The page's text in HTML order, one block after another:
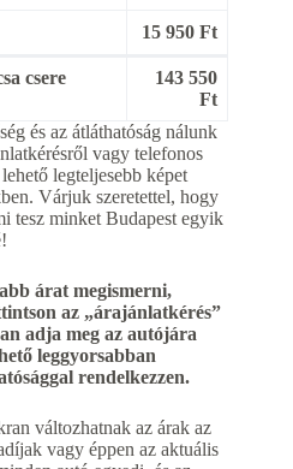
15 950 Ft
csere
143 550
Ft
és az átláthatóság nálunk
vagy telefonos
legteljesebb képet
Várjuk szeretettel, hogy
tesz minket Budapest egyik
árat megismerni,
az „árajánlatkérés”
adja meg az autójára
leggyorsabban
rendelkezzen.
változhatnak az árak az
vagy éppen az aktuális